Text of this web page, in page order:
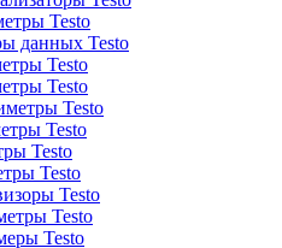
Testo
данных Testo
Testo
Testo
Testo
Testo
Testo
Testo
Testo
Testo
Testo